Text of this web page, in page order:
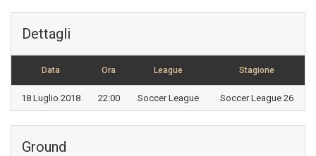
Dettagli
Data Ora League Stagione
18 Luglio 2018 22:00 Soccer League Soccer League 26
Ground